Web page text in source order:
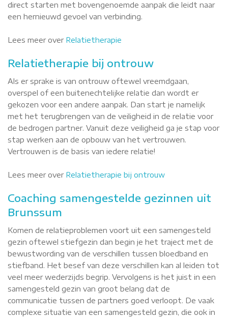
direct starten met bovengenoemde aanpak die leidt naar
een hernieuwd gevoel van verbinding.
Lees meer over Relatietherapie
Relatietherapie bij ontrouw
Als er sprake is van ontrouw oftewel vreemdgaan,
overspel of een buitenechtelijke relatie dan wordt er
gekozen voor een andere aanpak. Dan start je namelijk
met het terugbrengen van de veiligheid in de relatie voor
de bedrogen partner. Vanuit deze veiligheid ga je stap voor
stap werken aan de opbouw van het vertrouwen.
Vertrouwen is de basis van iedere relatie!
Lees meer over Relatietherapie bij ontrouw
Coaching samengestelde gezinnen uit
Brunssum
Komen de relatieproblemen voort uit een samengesteld
gezin oftewel stiefgezin dan begin je het traject met de
bewustwording van de verschillen tussen bloedband en
stiefband. Het besef van deze verschillen kan al leiden tot
veel meer wederzijds begrip. Vervolgens is het juist in een
samengesteld gezin van groot belang dat de
communicatie tussen de partners goed verloopt. De vaak
complexe situatie van een samengesteld gezin, die ook in